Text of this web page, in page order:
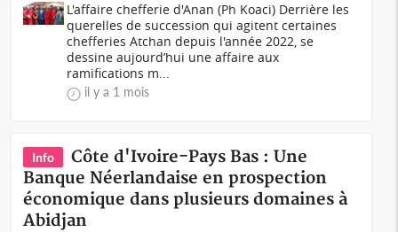
L'affaire chefferie d'Anan (Ph Koaci) Derrière les
querelles de succession qui agitent certaines
chefferies Atchan depuis l'année 2022, se
dessine aujourd’hui une affaire aux
ramifications m...
il y a 1 mois
Info
Côte d'Ivoire-Pays Bas : Une
Banque Néerlandaise en prospection
économique dans plusieurs domaines à
Abidjan